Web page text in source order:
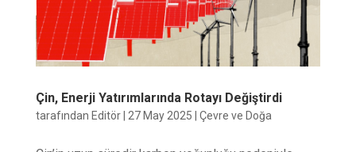
Çin, Enerji Yatırımlarında Rotayı Değiştirdi
tarafından Editör| 27 May 2025 Çevre ve Doğa